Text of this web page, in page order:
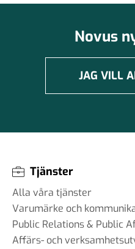
Novus
JAG VILL
Tjänster
Alla våra tjänster
Varumärke och
Public Relations & Public
Affärs- och